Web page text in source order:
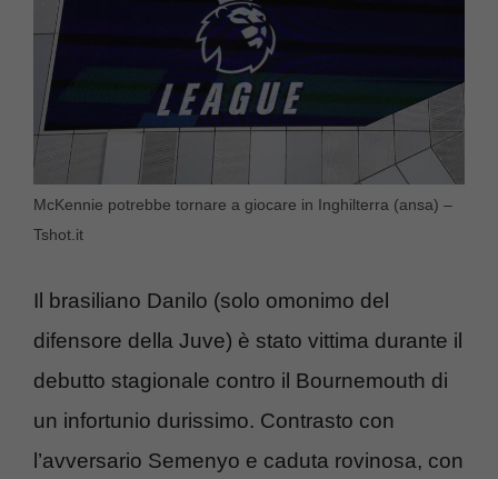
McKennie potrebbe tornare a giocare in Inghilterra (ansa) –
Tshot.it
Il brasiliano Danilo (solo omonimo del
difensore della Juve) è stato vittima durante il
debutto stagionale contro il Bournemouth di
un infortunio durissimo. Contrasto con
l’avversario Semenyo e caduta rovinosa, con